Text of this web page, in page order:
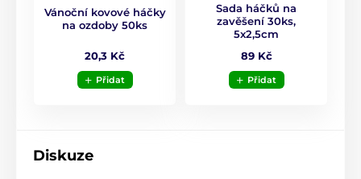
Vánoční kovové háčky
na ozdoby 50ks
20,3 Kč
Přidat
Sada háčků na
zavěšení 30ks,
5x2,5cm
89 Kč
Přidat
Diskuze